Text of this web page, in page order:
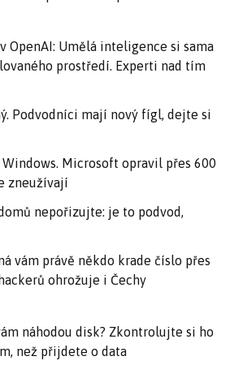
OpenAI: Umělá inteligence si sama
prostředí. Experti nad tím
Podvodníci mají nový fígl, dejte si
Microsoft opravil přes 600
zneužívají
nepořizujte: je to podvod,
vám právě někdo krade číslo přes
ohrožuje i Čechy
náhodou disk? Zkontrolujte si ho
než přijdete o data